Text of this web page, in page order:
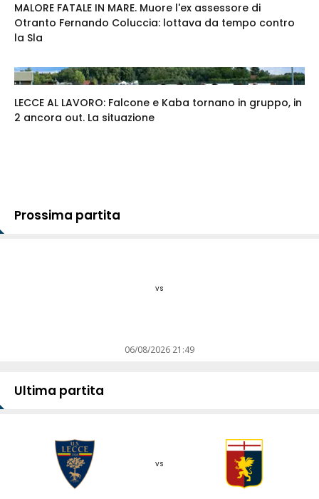
MALORE FATALE IN MARE. Muore l'ex assessore di
Otranto Fernando Coluccia: lottava da tempo contro
la Sla
LECCE AL LAVORO: Falcone e Kaba tornano in gruppo, in
2 ancora out. La situazione
Prossima partita
vs
06/08/2026 21:49
Ultima partita
vs